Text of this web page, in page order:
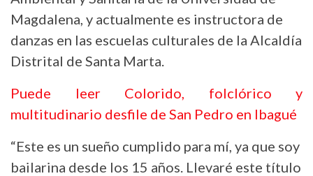
Magdalena, y actualmente es instructora de
danzas en las escuelas culturales de la Alcaldía
Distrital de Santa Marta.
Puede leer Colorido, folclórico y
multitudinario desfile de San Pedro en Ibagué
“Este es un sueño cumplido para mí, ya que soy
bailarina desde los 15 años. Llevaré este título